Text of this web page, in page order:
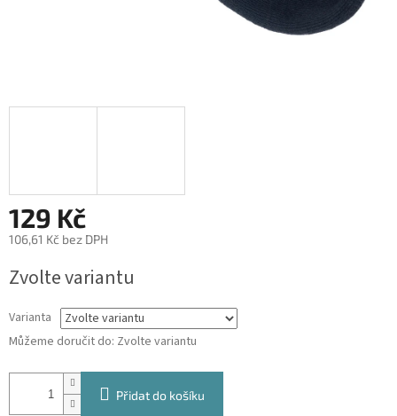
129 Kč
106,61 Kč bez DPH
cena:
Zvolte variantu
Varianta
Můžeme doručit do: Zvolte variantu
Přidat do košíku